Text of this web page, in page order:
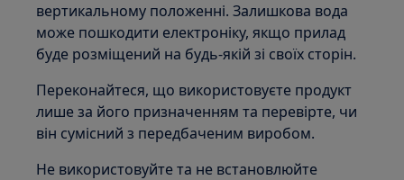
вертикальному положенні. Залишкова вода
може пошкодити електроніку, якщо прилад
буде розміщений на будь-якій зі своїх сторін.
Переконайтеся, що використовуєте продукт
лише за його призначенням та перевірте, чи
він сумісний з передбаченим виробом.
Не використовуйте та не встановлюйте